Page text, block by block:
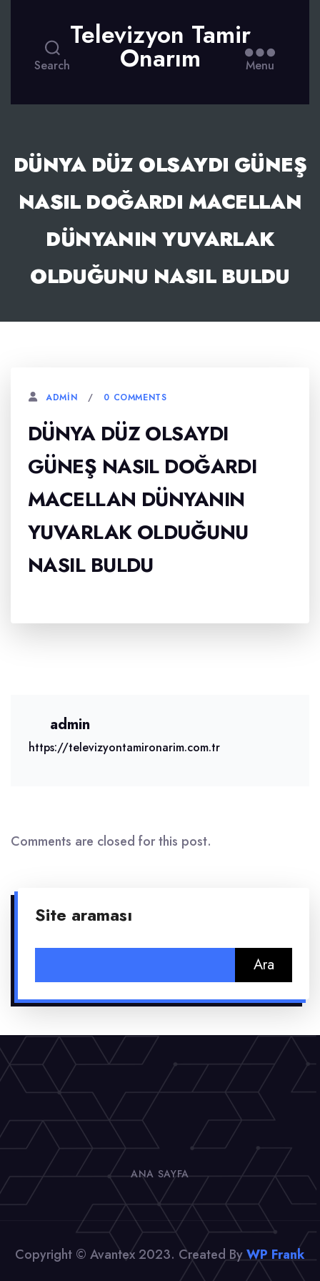
Search
Televizyon Tamir
Onarım Menu
DÜNYA DÜZ OLSAYDI GÜNEŞ
NASIL DOĞARDI MACELLAN
DÜNYANIN YUVARLAK
OLDUĞUNU NASIL BULDU
ADMIN 0 COMMENTS
DÜNYA DÜZ OLSAYDI
GÜNEŞ NASIL DOĞARDI
MACELLAN DÜNYANIN
YUVARLAK OLDUĞUNU
NASIL BULDU
admin
https://televizyontamironarim.com.tr
Comments are closed for this post.
Site araması
ANA SAYFA
Copyright © Avantex 2023. Created ByWP Frank